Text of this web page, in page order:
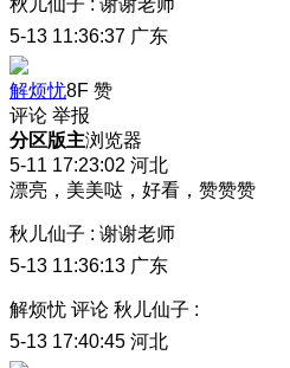
秋儿仙子 : 谢谢老师
5-13 11:36:37 广东
解烦忧8F 赞
评论 举报
分区版主浏览器
5-11 17:23:02 河北
漂亮，美美哒，好看，赞赞赞
秋儿仙子 : 谢谢老师
5-13 11:36:13 广东
解烦忧 评论 秋儿仙子 :
5-13 17:40:45 河北